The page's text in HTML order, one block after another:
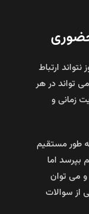
ارتباط
تواند در هر
زمانی و
طور مستقیم
بپرسد اما
و می توان
از سوالات